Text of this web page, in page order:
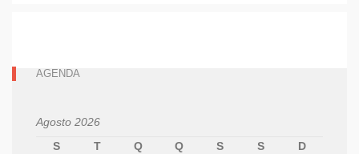
AGENDA
Agosto 2026
S
T Q Q S S
D